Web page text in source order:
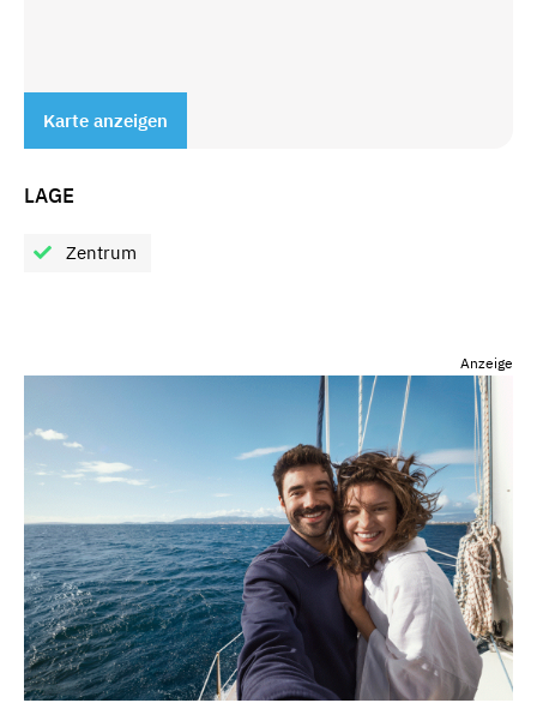
Karte anzeigen
LAGE
Zentrum
Anzeige